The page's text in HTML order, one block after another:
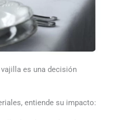
es una decisión
entiende su impacto: